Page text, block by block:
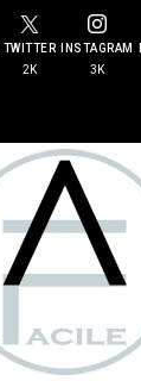
TWITTER
2K
INSTAGRAM
3K